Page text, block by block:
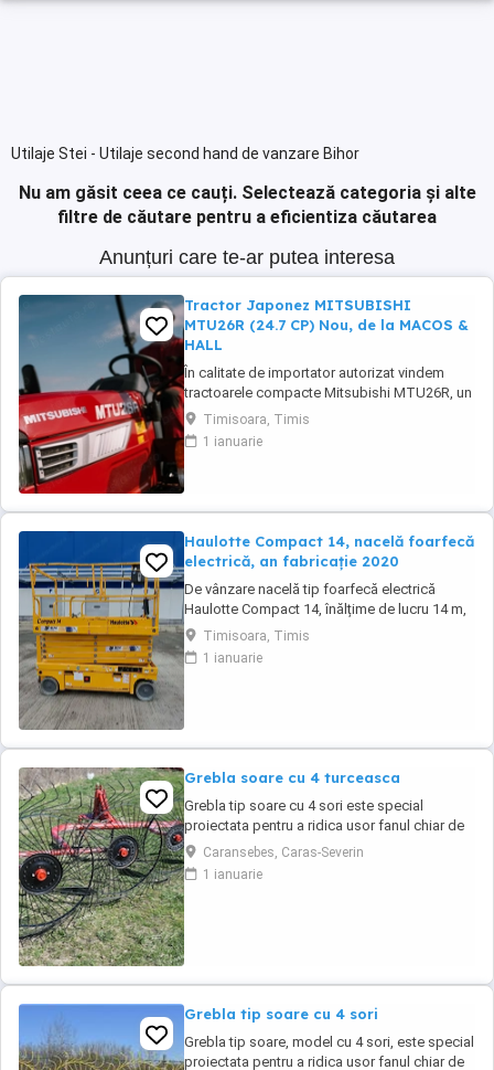
Utilaje Stei - Utilaje second hand de vanzare Bihor
Nu am găsit ceea ce cauți. Selectează categoria și alte
filtre de căutare pentru a eficientiza căutarea
Anunțuri care te-ar putea interesa
Tractor Japonez MITSUBISHI
MTU26R (24.7 CP) Nou, de la MACOS &
HALL
În calitate de importator autorizat vindem
tractoarele compacte Mitsubishi MTU26R, un
tractor proiectat și fabricat integral în
Japonia, recunoscut pentru fiabilitatea sa
legendară și eficiența în spații restrânse. Ideal
Timisoara, Timis
1 ianuarie
Haulotte Compact 14, nacelă foarfecă
electrică, an fabricație 2020
De vânzare nacelă tip foarfecă electrică
Haulotte Compact 14, înălțime de lucru 14 m,
an fabricație 2020, ore funcționare 570, stare
foarte bună de funcționarepreț 7000 euro
+TVA
Timisoara, Timis
1 ianuarie
Grebla soare cu 4 turceasca
Grebla tip soare cu 4 sori este special
proiectata pentru a ridica usor fanul chiar de
pe un teren accidentat.De asemenea aceasta
grebla poate fi utilizata pentru adunat,rasfirat
sau intors fanul. Transport in toata tara
Caransebes, Caras-Severin
1 ianuarie
Grebla tip soare cu 4 sori
Grebla tip soare, model cu 4 sori, este special
proiectata pentru a ridica usor fanul chiar de